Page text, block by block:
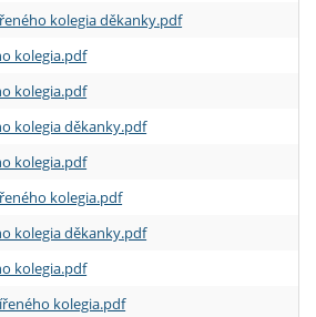
kolegia děkanky.pdf
kolegia.pdf
kolegia.pdf
kolegia děkanky.pdf
kolegia.pdf
kolegia.pdf
kolegia děkanky.pdf
kolegia.pdf
kolegia.pdf